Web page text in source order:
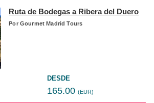
Ruta de Bodegas a Ribera del Duero
PorGourmet Madrid Tours
DESDE
165.00 (EUR)